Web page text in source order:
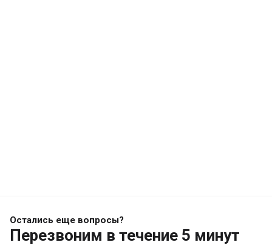
Остались еще вопросы?
Перезвоним в течение 5 минут